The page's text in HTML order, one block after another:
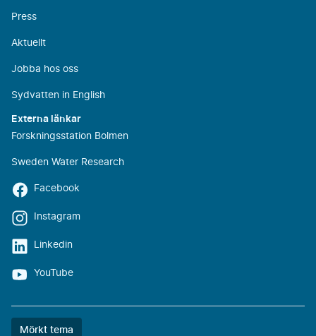
Press
Aktuellt
Jobba hos oss
Sydvatten in English
Externa länkar
Forskningsstation Bolmen
Sweden Water Research
Facebook
Instagram
Linkedin
YouTube
Färgtemat
Mörkt tema